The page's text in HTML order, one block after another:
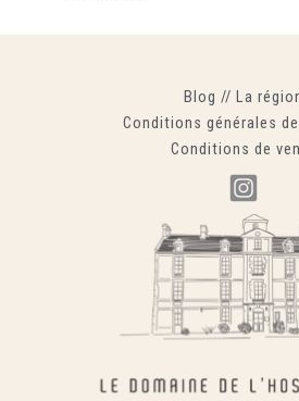
Blog // La
Conditions générales
Conditions de